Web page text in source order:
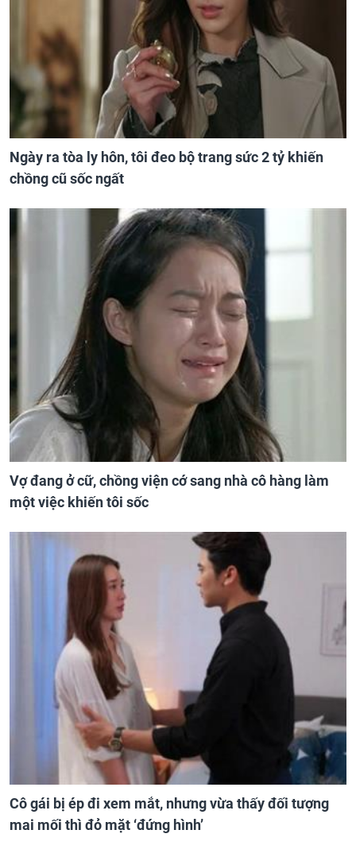
Ngày ra tòa ly hôn, tôi đeo bộ trang sức 2 tỷ khiến
chồng cũ sốc ngất
Vợ đang ở cữ, chồng viện cớ sang nhà cô hàng làm
một việc khiến tôi sốc
Cô gái bị ép đi xem mắt, nhưng vừa thấy đối tượng
mai mối thì đỏ mặt ‘đứng hình’